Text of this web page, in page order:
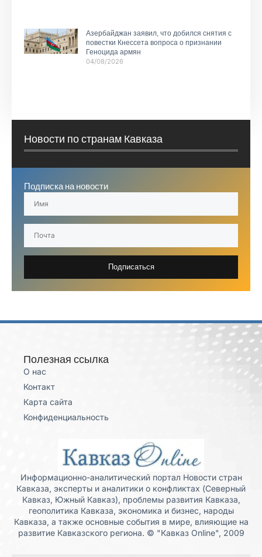
Азербайджан заявил, что добился снятия с
повестки Кнессета вопроса о признании
Геноцида армян
04/08/2026
Новости по странам Кавказа
Подписка на новости
Подписаться
Полезная ссылка
О нас
Контакт
Карта сайта
Конфиденциальность
Информационно-аналитический портал Новости стран
Кавказа, эксперты и аналитики о конфликтах (Северный
Кавказ, Южный Кавказ), проблемы развития Кавказа,
геополитика Кавказа, экономика и бизнес, народы
Кавказа, а также основные события в мире, влияющие на
развитие Кавказского региона. © "Кавказ Online", 2009